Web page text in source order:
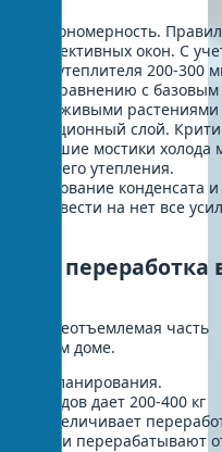
закономерность.
окон. С
слой утеплителя 200-300
по сравнению с базовым
с живыми растениями
изоляционный слой.
мостики холода
утепления.
образование конденсата и
свести на нет все
и переработка
— неотъемлемая часть
зеленом доме.
с планирования.
отходов дает 200-400 кг
сбор увеличивает
перерабатывают